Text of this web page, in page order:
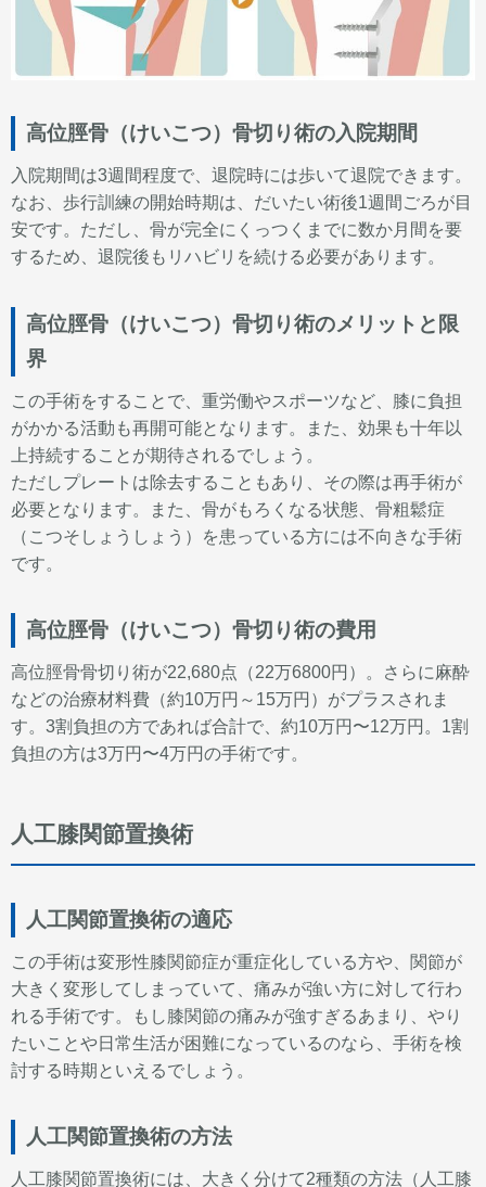
高位脛骨（けいこつ）骨切り術の入院期間
入院期間は3週間程度で、退院時には歩いて退院できます。
なお、歩行訓練の開始時期は、だいたい術後1週間ごろが目
安です。ただし、骨が完全にくっつくまでに数か月間を要
するため、退院後もリハビリを続ける必要があります。
高位脛骨（けいこつ）骨切り術のメリットと限
界
この手術をすることで、重労働やスポーツなど、膝に負担
がかかる活動も再開可能となります。また、効果も十年以
上持続することが期待されるでしょう。
ただしプレートは除去することもあり、その際は再手術が
必要となります。また、骨がもろくなる状態、骨粗鬆症
（こつそしょうしょう）を患っている方には不向きな手術
です。
高位脛骨（けいこつ）骨切り術の費用
高位脛骨骨切り術が22,680点（22万6800円）。さらに麻酔
などの治療材料費（約10万円～15万円）がプラスされま
す。3割負担の方であれば合計で、約10万円〜12万円。1割
負担の方は3万円〜4万円の手術です。
人工膝関節置換術
人工関節置換術の適応
この手術は変形性膝関節症が重症化している方や、関節が
大きく変形してしまっていて、痛みが強い方に対して行わ
れる手術です。もし膝関節の痛みが強すぎるあまり、やり
たいことや日常生活が困難になっているのなら、手術を検
討する時期といえるでしょう。
人工関節置換術の方法
人工膝関節置換術には、大きく分けて2種類の方法（人工膝